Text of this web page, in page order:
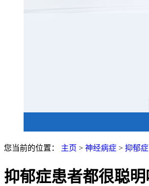
您当前的位置： 主页 > 神经病症 > 抑郁症
抑郁症患者都很聪